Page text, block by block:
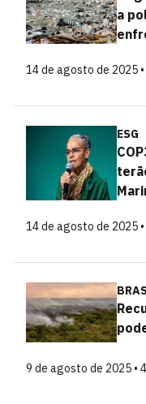
a
14 de agosto de 2025
ESG
14 de agosto de 2025
9 de agosto de 2025 •